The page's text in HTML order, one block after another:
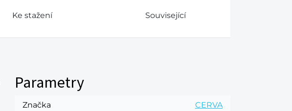
Ke stažení Související
Parametry
Značka CERVA